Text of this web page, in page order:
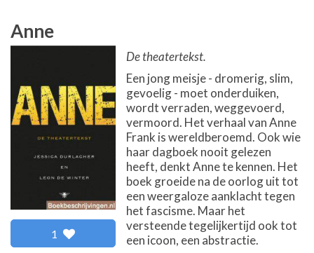
Anne
1
De theatertekst.
Een jong meisje - dromerig, slim,
gevoelig - moet onderduiken,
wordt verraden, weggevoerd,
vermoord. Het verhaal van Anne
Frank is wereldberoemd. Ook wie
haar dagboek nooit gelezen
heeft, denkt Anne te kennen. Het
boek groeide na de oorlog uit tot
een weergaloze aanklacht tegen
het fascisme. Maar het
versteende tegelijkertijd ook tot
een icoon, een abstractie.